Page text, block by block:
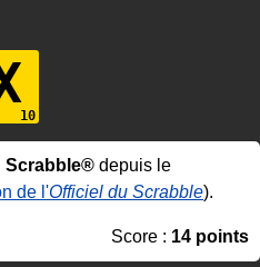
Scrabble® depuis le
de l'Officiel du Scrabble).
Score : 14 points